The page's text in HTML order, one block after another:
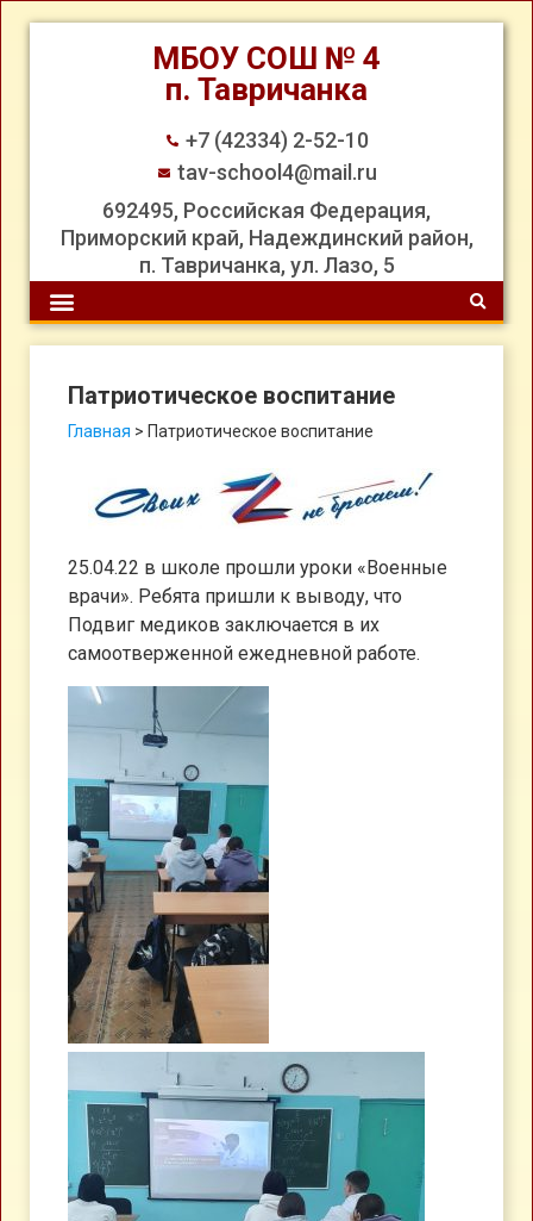
МБОУ СОШ № 4
п. Тавричанка
+7 (42334) 2-52-10
tav-school4@mail.ru
692495, Российская Федерация,
Приморский край, Надеждинский район,
п. Тавричанка, ул. Лазо, 5
Патриотическое воспитание
Главная > Патриотическое воспитание
25.04.22 в школе прошли уроки «Военные
врачи». Ребята пришли к выводу, что
Подвиг медиков заключается в их
самоотверженной ежедневной работе.